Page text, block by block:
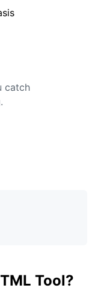
catch
Tool?